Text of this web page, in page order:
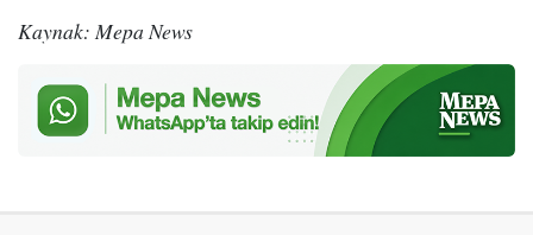
Kaynak: Mepa News